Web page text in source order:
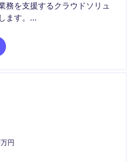
務を支援するクラウドソリュ
ます。
まで一貫して関わり、顧客の
円